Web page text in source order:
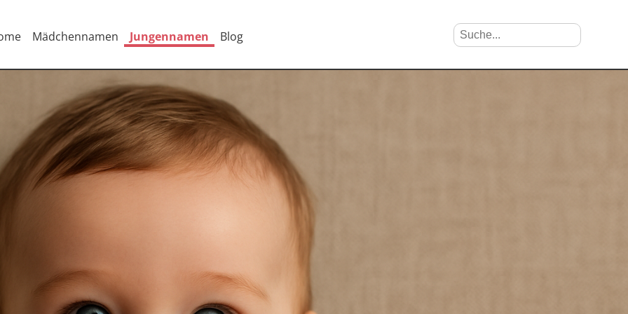
Mädchennamen Jungennamen Blog Suche nach Vornamen Search